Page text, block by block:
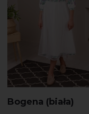
Bogena (biała)